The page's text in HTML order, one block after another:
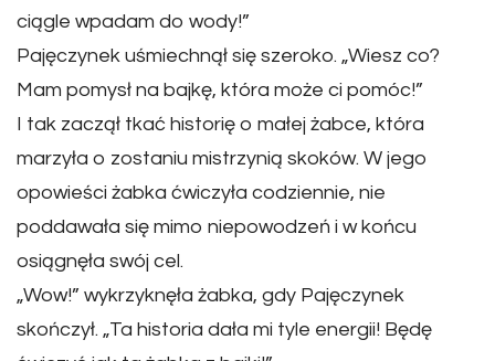
ciągle wpadam do wody!”
Pajęczynek uśmiechnął się szeroko. „Wiesz co?
Mam pomysł na bajkę, która może ci pomóc!”
I tak zaczął tkać historię o małej żabce, która
marzyła o zostaniu mistrzynią skoków. W jego
opowieści żabka ćwiczyła codziennie, nie
poddawała się mimo niepowodzeń i w końcu
osiągnęła swój cel.
„Wow!” wykrzyknęła żabka, gdy Pajęczynek
skończył. „Ta historia dała mi tyle energii! Będę